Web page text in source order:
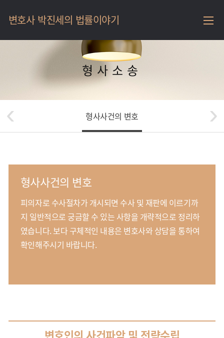
변호사 박진세의 법률이야기 메
인
메
진
세
법
형사소송
형사사건의 변호
‹ ›
형사사건의 변호
피의자로 수사절차가 개시되면 수사 및 재판에 이르기까
지 일반적으로 궁금할 수 있는 사항을 개략적으로 정리하
였습니다. 보다 구체적인 내용은 변호사와 상담을 통하여
확인해주시기 바랍니다.